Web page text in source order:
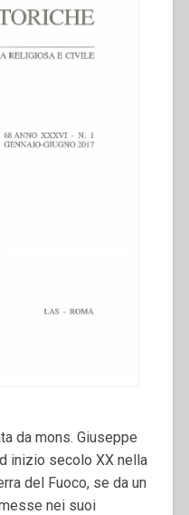
da mons. Giuseppe
inizio secolo XX nella
del Fuoco, se da un
nei suoi